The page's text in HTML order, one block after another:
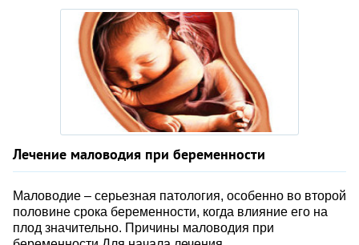
Лечение маловодия при беременности
Маловодие – серьезная патология, особенно во второй
половине срока беременности, когда влияние его на
плод значительно. Причины маловодия при